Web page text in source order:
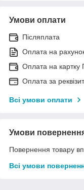
Умови оплати
Післяплата
Оплата на
Оплата на картку
Оплата за
Всі умови оплати
Умови
Повернення товару
Всі умови